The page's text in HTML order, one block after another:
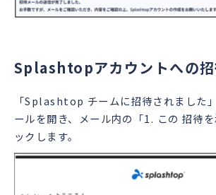
Splashtopアカウントへの
「Splashtop チームに招待されました
ールを開き、メール内の「1. この 招待
ックします。